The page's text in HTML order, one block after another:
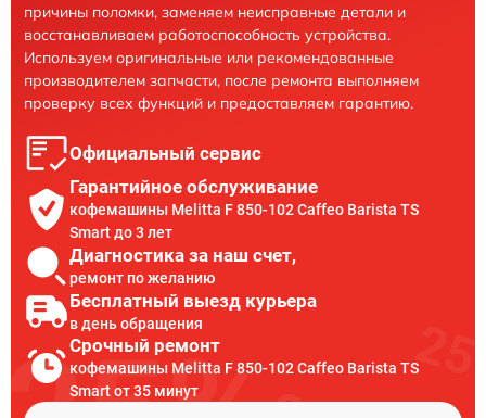
причины поломки, заменяем неисправные детали и
восстанавливаем работоспособность устройства.
Используем оригинальные или рекомендованные
производителем запчасти, после ремонта выполняем
проверку всех функций и предоставляем гарантию.
Официальный сервис
Гарантийное обслуживание
кофемашины Melitta F 850-102 Caffeo Barista TS
Smart до 3 лет
Диагностика за наш счет,
ремонт по желанию
Бесплатный выезд курьера
в день обращения
Срочный ремонт
кофемашины Melitta F 850-102 Caffeo Barista TS
Smart от 35 минут